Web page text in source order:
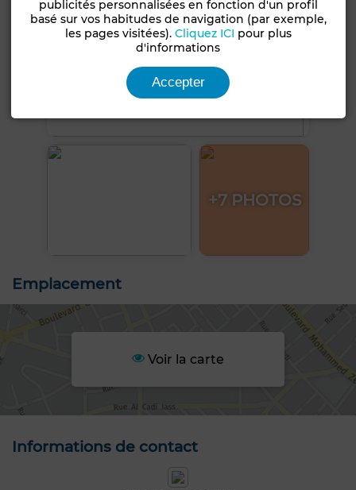
+7 PHOTOS
Emplacement
Voir la carte
Informations de contact
publicités personnalisées en fonction d'un profil
basé sur vos habitudes de navigation (par exemple,
les pages visitées). Cliquez ICI pour plus
d'informations
Accepter